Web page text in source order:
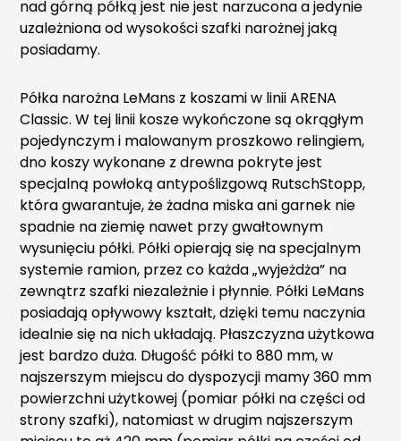
nad górną półką jest nie jest narzucona a jedynie
uzależniona od wysokości szafki narożnej jaką
posiadamy.
Półka narożna LeMans z koszami w linii ARENA
Classic. W tej linii kosze wykończone są okrągłym
pojedynczym i malowanym proszkowo relingiem,
dno koszy wykonane z drewna pokryte jest
specjalną powłoką antypoślizgową RutschStopp,
która gwarantuje, że żadna miska ani garnek nie
spadnie na ziemię nawet przy gwałtownym
wysunięciu półki. Półki opierają się na specjalnym
systemie ramion, przez co każda „wyjeżdża” na
zewnątrz szafki niezależnie i płynnie. Półki LeMans
posiadają opływowy kształt, dzięki temu naczynia
idealnie się na nich układają. Płaszczyzna użytkowa
jest bardzo duża. Długość półki to 880 mm, w
najszerszym miejscu do dyspozycji mamy 360 mm
powierzchni użytkowej (pomiar półki na części od
strony szafki), natomiast w drugim najszerszym